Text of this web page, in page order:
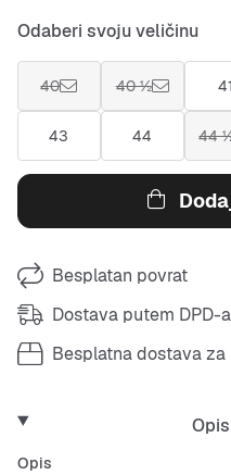
Odaberi svoju veličinu
40 40 ½ 41
43 44 44
Besplatan povrat
Dostava putem DPD-
Besplatna dostava
Opis